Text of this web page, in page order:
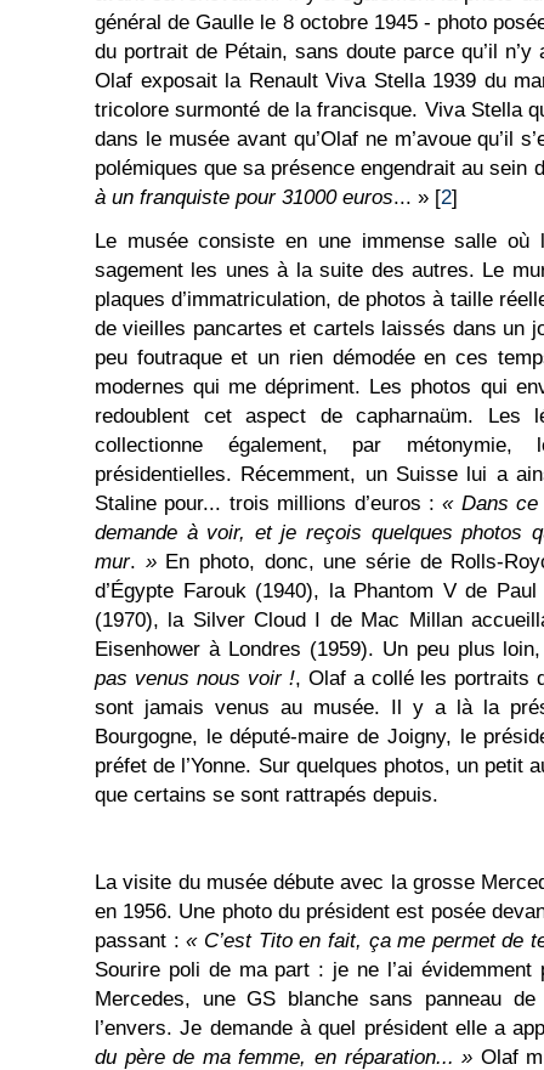
général de Gaulle le 8 octobre 1945 - photo
du portrait de Pétain, sans doute parce qu’il
Olaf exposait la Renault Viva Stella 1939 du
tricolore surmonté de la francisque. Viva Stella
dans le musée avant qu’Olaf ne m’avoue qu’il
polémiques que sa présence engendrait au sein
à un franquiste pour 31000 euros... » [2]
Le musée consiste en une immense salle où
sagement les unes à la suite des autres. Le
plaques d’immatriculation, de photos à taille
de vieilles pancartes et cartels laissés dans un
peu foutraque et un rien démodée en ces
modernes qui me dépriment. Les photos qui
redoublent cet aspect de capharnaüm. Les
collectionne également, par
présidentielles. Récemment, un Suisse lui a
Staline pour... trois millions d’euros :« Dans
demande à voir, et je reçois quelques photos
mur. »En photo, donc, une série de Rolls-
d’Égypte Farouk (1940), la Phantom V de
(1970), la Silver Cloud I de Mac Millan
Eisenhower à Londres (1959). Un peu plus
pas venus nous voir !, Olaf a collé les portraits
sont jamais venus au musée. Il y a là la
Bourgogne, le député-maire de Joigny, le
préfet de l’Yonne. Sur quelques photos, un petit
que certains se sont rattrapés depuis.
La visite du musée débute avec la grosse
en 1956. Une photo du président est posée
passant :« C’est Tito en fait, ça me permet de
Sourire poli de ma part : je ne l’ai
Mercedes, une GS blanche sans panneau
l’envers. Je demande à quel président elle a
du père de ma femme, en réparation... » Olaf